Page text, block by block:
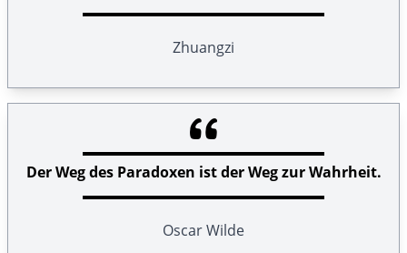
Zhuangzi
Der Weg des Paradoxen ist der Weg zur Wahrheit.
Oscar Wilde